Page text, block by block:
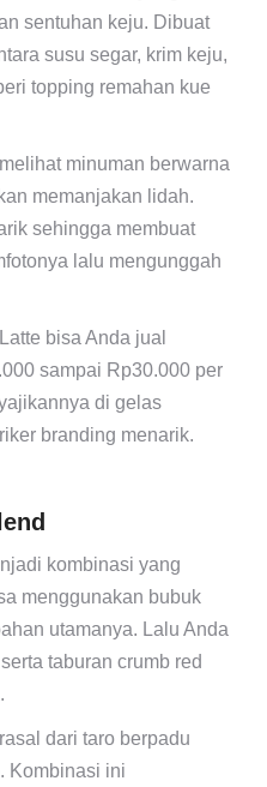
sentuhan keju. Dibuat
susu segar, krim keju,
topping remahan kue
minuman berwarna
memanjakan lidah.
sehingga membuat
lalu mengunggah
bisa Anda jual
sampai Rp30.000 per
di gelas
branding menarik.
kombinasi yang
menggunakan bubuk
utamanya. Lalu Anda
taburan crumb red
dari taro berpadu
Kombinasi ini